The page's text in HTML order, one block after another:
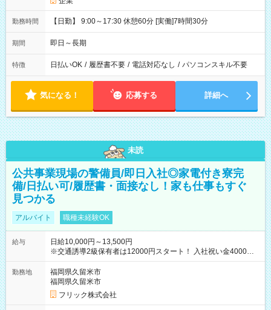
勤務時間 【日勤】 9:00～17:30 休憩60分 [実働]7時間30分
期間 即日～長期
特徴 日払いOK / 履歴書不要 / 電話対応なし / パソコンスキル不要
気になる！ 応募する 詳細へ
未読
公共事業現場の警備員/即日入社◎家電付き寮完
備/日払い可/履歴書・面接なし！家も仕事もすぐ
見つかる
アルバイト 職種未経験OK
給与
日給10,000円～13,500円
※交通誘導2級保有者は12000円スタート！ 入社祝い金4000円
【試用期間】試用期間なし
勤務地
福岡県久留米市
福岡県久留米市
フリック株式会社